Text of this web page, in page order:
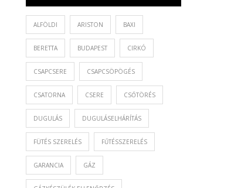
ALFÖLDI ARISTON BAXI
BERETTA BUDAPEST CIRKÓ
CSAPCSERE CSAPCSÖPÖGÉS
CSATORNA CSERE CSŐTÖRÉS
DUGULÁS DUGULÁSELHÁRÍTÁS
FÜTÉS SZERELÉS FŰTÉSSZERELÉS
GARANCIA GÁZ